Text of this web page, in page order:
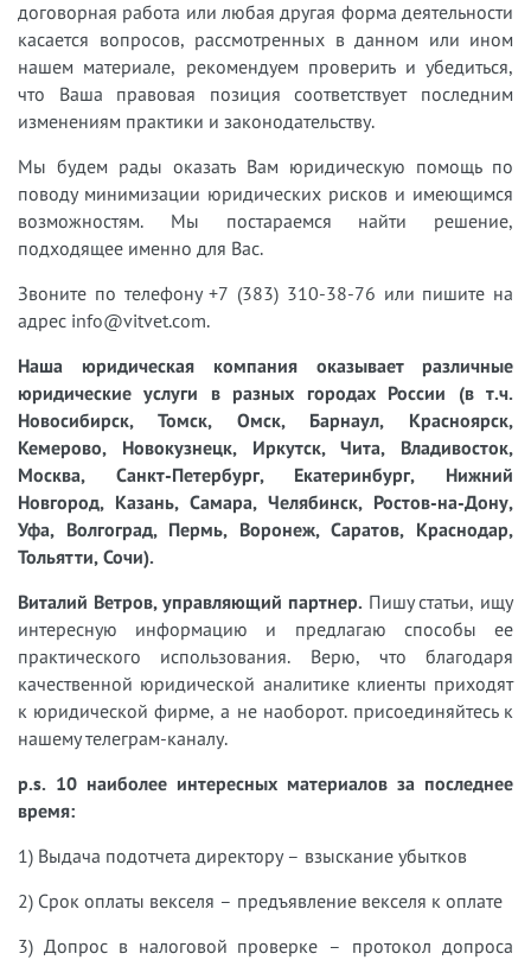
договорная работа или любая другая форма деятельности
касается вопросов, рассмотренных в данном или ином
нашем материале, рекомендуем проверить и убедиться,
что Ваша правовая позиция соответствует последним
изменениям практики и законодательству.
Мы будем рады оказать Вам юридическую помощь по
поводу минимизации юридических рисков и имеющимся
возможностям. Мы постараемся найти решение,
подходящее именно для Вас.
Звоните по телефону +7 (383) 310-38-76 или пишите на
адрес info@vitvet.com.
Наша юридическая компания оказывает различные
юридические услуги в разных городах России (в т.ч.
Новосибирск, Томск, Омск, Барнаул, Красноярск,
Кемерово, Новокузнецк, Иркутск, Чита, Владивосток,
Москва, Санкт-Петербург, Екатеринбург, Нижний
Новгород, Казань, Самара, Челябинск, Ростов-на-Дону,
Уфа, Волгоград, Пермь, Воронеж, Саратов, Краснодар,
Тольятти, Сочи).
Виталий Ветров, управляющий партнер. Пишу статьи, ищу
интересную информацию и предлагаю способы ее
практического использования. Верю, что благодаря
качественной юридической аналитике клиенты приходят
к юридической фирме, а не наоборот. присоединяйтесь к
нашему телеграм-каналу.
p.s. 10 наиболее интересных материалов за последнее
время:
1) Выдача подотчета директору – взыскание убытков
2) Срок оплаты векселя – предъявление векселя к оплате
3) Допрос в налоговой проверке – протокол допроса